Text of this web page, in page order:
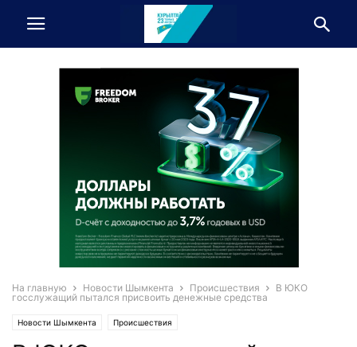
На главную Новости Шымкента Происшествия
В ЮКО
госслужащий пытался присвоить денежные средства
Новости Шымкента Происшествия